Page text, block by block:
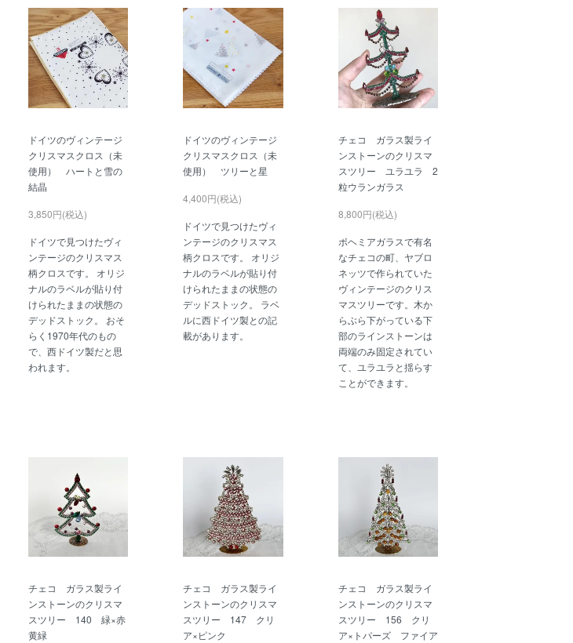
ドイツのヴィンテージ
クリスマスクロス（未
使用） ハートと雪の
結晶
3,850円(税込)
ドイツで見つけたヴィ
ンテージのクリスマス
柄クロスです。 オリジ
ナルのラベルが貼り付
けられたままの状態の
デッドストック。 おそ
らく1970年代のもの
で、西ドイツ製だと思
われます。
ドイツのヴィンテージ
クリスマスクロス（未
使用） ツリーと星
4,400円(税込)
ドイツで見つけたヴィ
ンテージのクリスマス
柄クロスです。 オリジ
ナルのラベルが貼り付
けられたままの状態の
デッドストック。 ラベ
ルに西ドイツ製との記
載があります。
チェコ ガラス製ライ
ンストーンのクリスマ
スツリー ユラユラ 2
粒ウランガラス
8,800円(税込)
ボヘミアガラスで有名
なチェコの町、ヤブロ
ネッツで作られていた
ヴィンテージのクリス
マスツリーです。木か
らぶら下がっている下
部のラインストーンは
両端のみ固定されてい
て、ユラユラと揺らす
ことができます。
チェコ ガラス製ライ
ンストーンのクリスマ
スツリー 140 緑×赤
黄緑
チェコ ガラス製ライ
ンストーンのクリスマ
スツリー 147 クリ
ア×ピンク
チェコ ガラス製ライ
ンストーンのクリスマ
スツリー 156 クリ
ア×トパーズ ファイア